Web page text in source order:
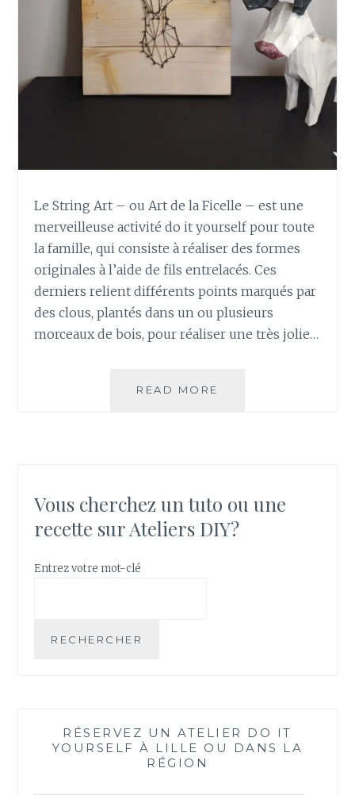
Le String Art – ou Art de la Ficelle – est une
merveilleuse activité do it yourself pour toute
la famille, qui consiste à réaliser des formes
originales à l’aide de fils entrelacés. Ces
derniers relient différents points marqués par
des clous, plantés dans un ou plusieurs
morceaux de bois, pour réaliser une très jolie…
READ MORE
E
A
É
A
Vous cherchez un tuto ou une
recette sur Ateliers DIY?
Entrez votre mot-clé
RECHERCHER
RÉSERVEZ UN ATELIER DO IT
YOURSELF À LILLE OU DANS LA
RÉGION